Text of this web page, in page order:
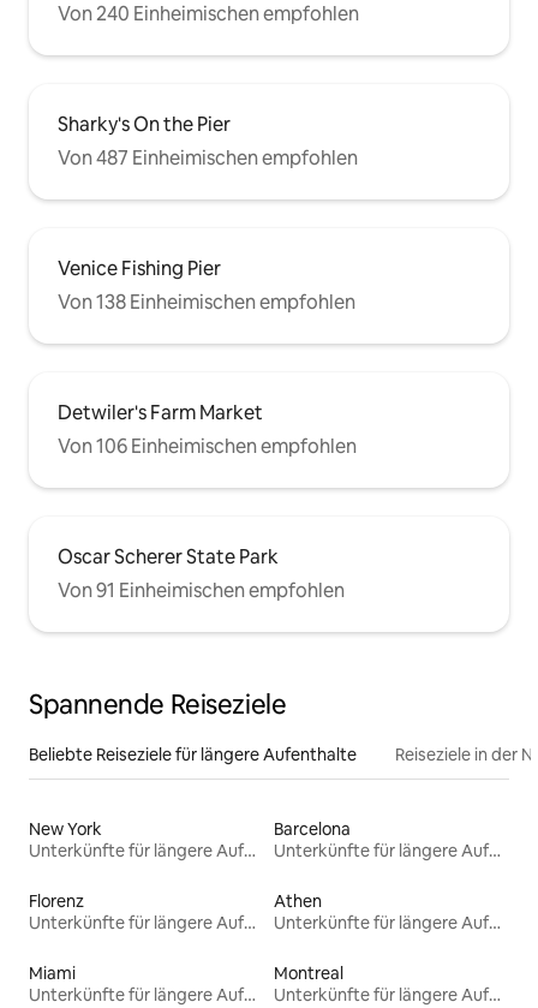
Von 240 Einheimischen empfohlen
Sharky's On the Pier
Von 487 Einheimischen empfohlen
Venice Fishing Pier
Von 138 Einheimischen empfohlen
Detwiler's Farm Market
Von 106 Einheimischen empfohlen
Oscar Scherer State Park
Von 91 Einheimischen empfohlen
Spannende Reiseziele
Beliebte Reiseziele für längere Aufenthalte Reiseziele in der
New York
Unterkünfte für längere Aufenthalte
Barcelona
Unterkünfte für längere Aufenthalte
Florenz
Unterkünfte für längere Aufenthalte
Athen
Unterkünfte für längere Aufenthalte
Miami
Unterkünfte für längere Aufenthalte
Montreal
Unterkünfte für längere Aufenthalte